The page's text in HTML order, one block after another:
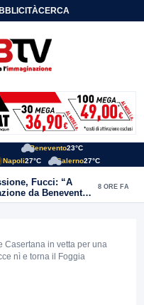
CERCA
Benevento23°C
Napoli27°C Salerno27°C
Fucci: “A
da Benevento
8 ORE FA
Casertana in vetta per una
nì e torna il Foggia